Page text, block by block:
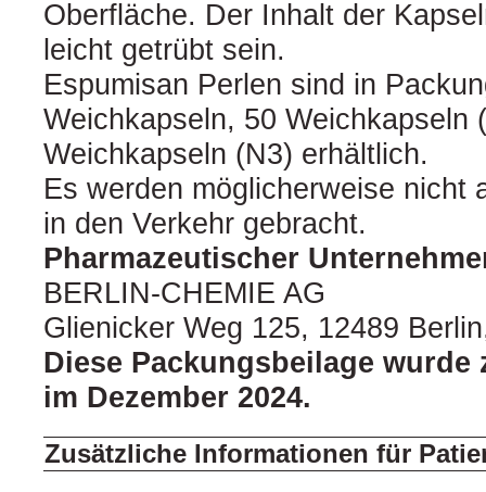
Oberfläche. Der Inhalt der
leicht getrübt sein.
Espumisan Perlen sind in
Weichkapseln, 50 Weichkapseln
Weichkapseln (N3) erhältlich.
Es werden möglicherweise nicht
in den Verkehr gebracht.
Pharmazeutischer
BERLIN-CHEMIE AG
Glienicker Weg 125, 12489
Diese Packungsbeilage
im Dezember 2024.
Zusätzliche Informationen für